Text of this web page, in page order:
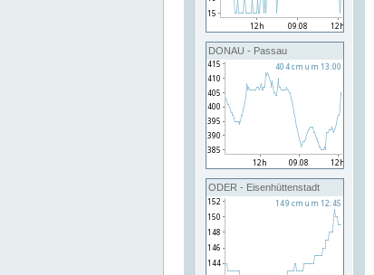
DONAU - Passau
ODER - Eisenhüttenstadt